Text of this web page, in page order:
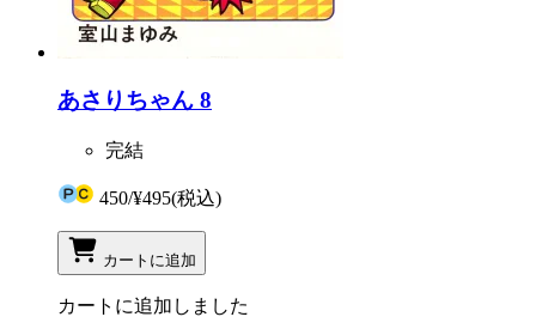
あさりちゃん 8
完結
450/¥495(税込)
カートに追加
カートに追加しました